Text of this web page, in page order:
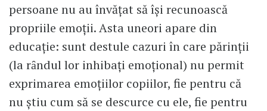
persoane nu au învăţat să îşi recunoască
propriile emoţii. Asta uneori apare din
educaţie: sunt destule cazuri în care părinţii
(la rȃndul lor inhibaţi emoţional) nu permit
exprimarea emoţiilor copiilor, fie pentru că
nu ştiu cum să se descurce cu ele, fie pentru